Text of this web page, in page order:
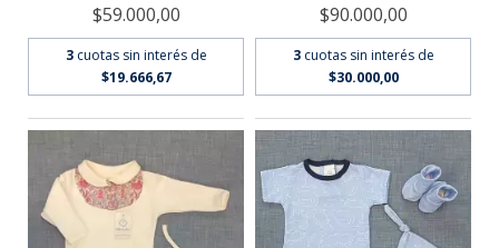
$59.000,00
3 cuotas sin interés de
$19.666,67
$90.000,00
3 cuotas sin interés de
$30.000,00